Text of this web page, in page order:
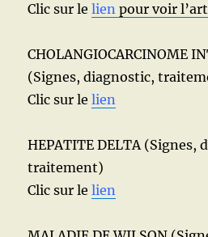
Clic sur lelien pour voir
CHOLANGIOCARCINOME
(Signes, diagnostic,
Clic sur lelien
HEPATITE DELTA (Signes,
traitement)
Clic sur lelien